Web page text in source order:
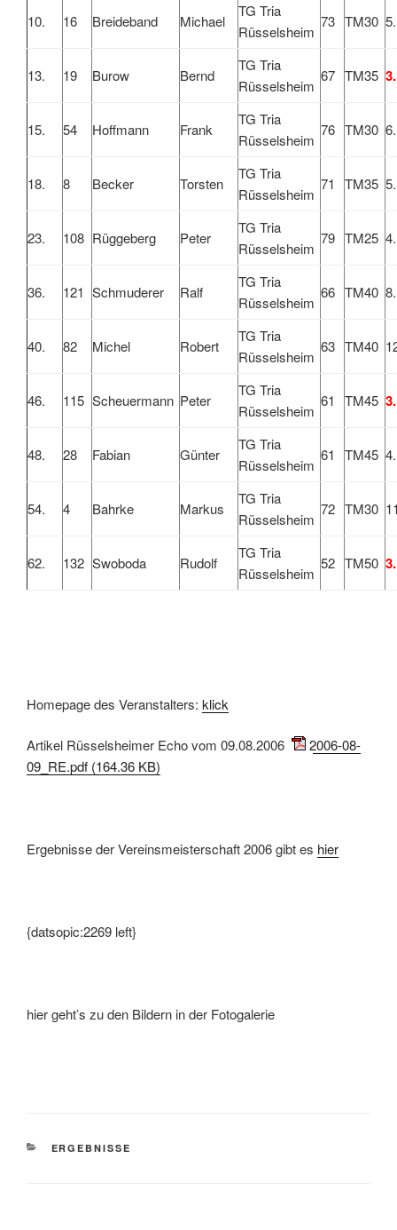
10. 16 Breideband Michael
TG Tria
Rüsselsheim
73 TM30 5.
13. 19 Burow Bernd
TG Tria
Rüsselsheim
67 TM35 3.
15. 54 Hoffmann Frank
TG Tria
Rüsselsheim
76 TM30 6.
18. 8 Becker Torsten
TG Tria
Rüsselsheim
71 TM35 5.
23. 108 Rüggeberg Peter
TG Tria
Rüsselsheim
79 TM25 4.
36. 121 Schmuderer Ralf
TG Tria
Rüsselsheim
66 TM40 8.
40. 82 Michel Robert
TG Tria
Rüsselsheim
63 TM40
46. 115 Scheuermann Peter
TG Tria
Rüsselsheim
61 TM45 3.
48. 28 Fabian Günter
TG Tria
Rüsselsheim
61 TM45 4.
54. 4 Bahrke Markus
TG Tria
Rüsselsheim
72 TM30
62. 132 Swoboda Rudolf
TG Tria
Rüsselsheim
52 TM50 3.
Homepage des Veranstalters: klick
Artikel Rüsselsheimer Echo vom 09.08.2006:
2006-08-
09_RE.pdf (164.36 KB)
Ergebnisse der Vereinsmeisterschaft 2006 gibt es hier
{datsopic:2269 left}
hier geht’s zu den Bildern in der Fotogalerie
KATEGORIEN
ERGEBNISSE